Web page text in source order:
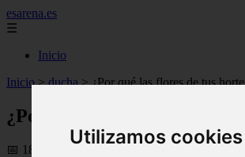
Utilizamos cookies
esarena.es
☰
Inicio
Inicio > ducha >¿Por qué las flores de tus
¿Por qué las flores de tus
📅 18/11/2025